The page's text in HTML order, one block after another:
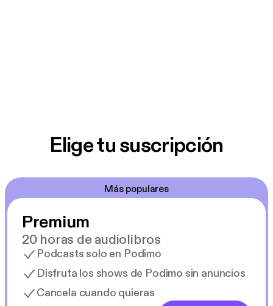
Elige tu suscripción
Más populares
Premium
20 horas de audiolibros
Podcasts solo en Podimo
Disfruta los shows de Podimo sin anuncios
Cancela cuando quieras